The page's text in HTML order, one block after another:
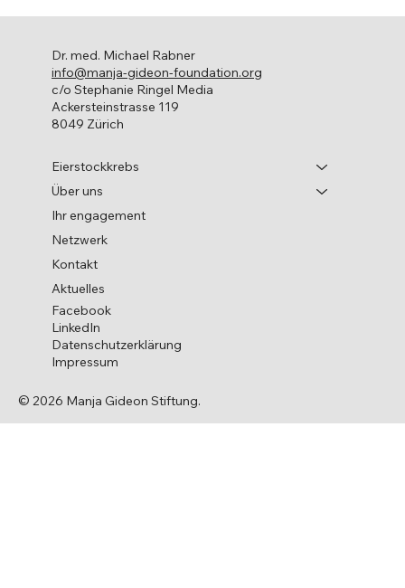
Leben mit Krebs
Facebook
LinkedIn
Datenschutzerklärung
Impressum
Eierstockkrebs
Über uns
Ihr engagement
Netzwerk
Kontakt
Aktuelles
Dr. med. Michael Rabner
info@manja-gideon-foundation.org
c/o Stephanie Ringel Media
Ackersteinstrasse 119
8049 Zürich
© 2026 Manja Gideon Stiftung.